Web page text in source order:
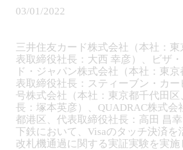
03/01/2022
三井住友カード株式会社（本社：
表取締役社長：大西 幸彦）、ビザ
ド・ジャパン株式会社（本社：東
表取締役社長：スティーブン・カ
号株式会社（本社：東京都千代田
長：塚本英彦）、QUADRAC株式会
都港区、代表取締役社長：高田 昌
下鉄において、Visaのタッチ決済を
改札機通過に関する実証実験を実施